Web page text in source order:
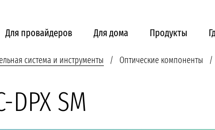
Для провайдеров Для дома Продукты
система и инструменты Оптические компоненты
DPX SM